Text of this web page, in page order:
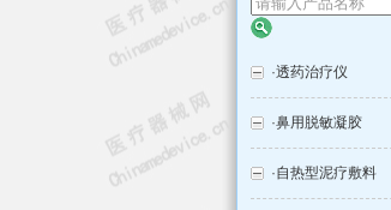
·透药治疗仪
·鼻用脱敏凝胶
·自热型泥疗敷料